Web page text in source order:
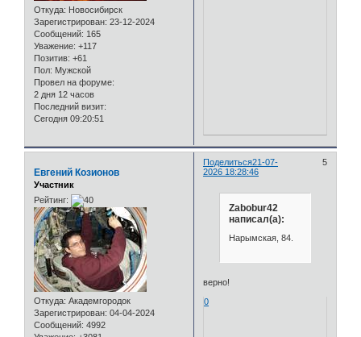
Откуда: Новосибирск
Зарегистрирован: 23-12-2024
Сообщений: 165
Уважение: +117
Позитив: +61
Пол: Мужской
Провел на форуме:
2 дня 12 часов
Последний визит:
Сегодня 09:20:51
Поделиться 5
21-07-
2026 18:28:46
Евгений Козионов
Участник
Рейтинг:
Откуда: Академгородок
Зарегистрирован: 04-04-2024
Сообщений: 4992
Zabobur42
написал(а):
Нарымская, 84.
верно!
0